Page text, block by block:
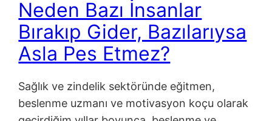
Neden Bazı İnsanlar
Bırakıp Gider, Bazılarıysa
Asla Pes Etmez?
Sağlık ve zindelik sektöründe eğitmen,
beslenme uzmanı ve motivasyon koçu olarak